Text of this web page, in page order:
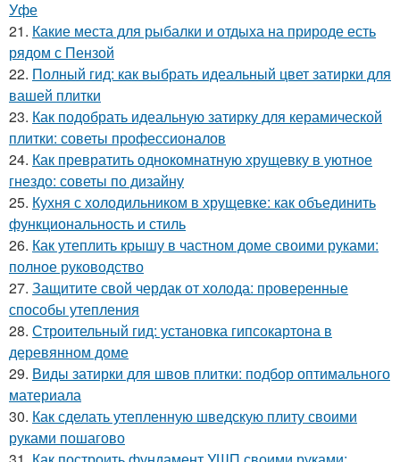
Уфе
21. Какие места для рыбалки и отдыха на природе есть
рядом с Пензой
22. Полный гид: как выбрать идеальный цвет затирки для
вашей плитки
23. Как подобрать идеальную затирку для керамической
плитки: советы профессионалов
24. Как превратить однокомнатную хрущевку в уютное
гнездо: советы по дизайну
25. Кухня с холодильником в хрущевке: как объединить
функциональность и стиль
26. Как утеплить крышу в частном доме своими руками:
полное руководство
27. Защитите свой чердак от холода: проверенные
способы утепления
28. Строительный гид: установка гипсокартона в
деревянном доме
29. Виды затирки для швов плитки: подбор оптимального
материала
30. Как сделать утепленную шведскую плиту своими
руками пошагово